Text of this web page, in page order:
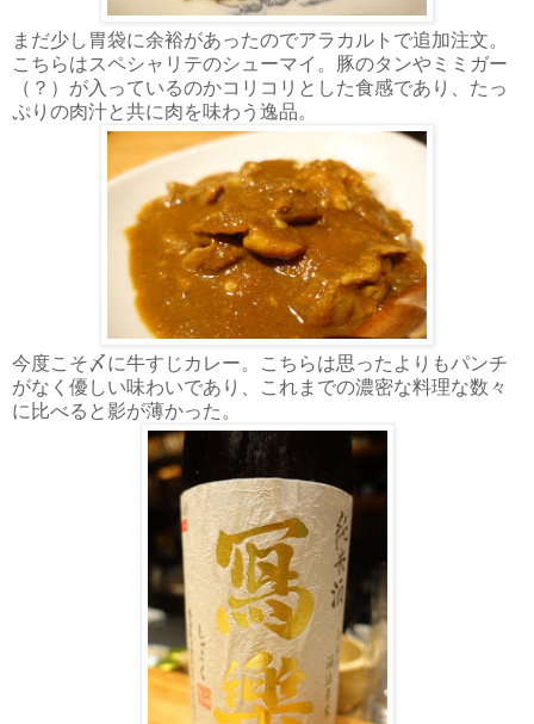
まだ少し胃袋に余裕があったのでアラカルトで追加注文。
こちらはスペシャリテのシューマイ。豚のタンやミミガー
（？）が入っているのかコリコリとした食感であり、たっ
ぷりの肉汁と共に肉を味わう逸品。
今度こそ〆に牛すじカレー。こちらは思ったよりもパンチ
がなく優しい味わいであり、これまでの濃密な料理な数々
に比べると影が薄かった。